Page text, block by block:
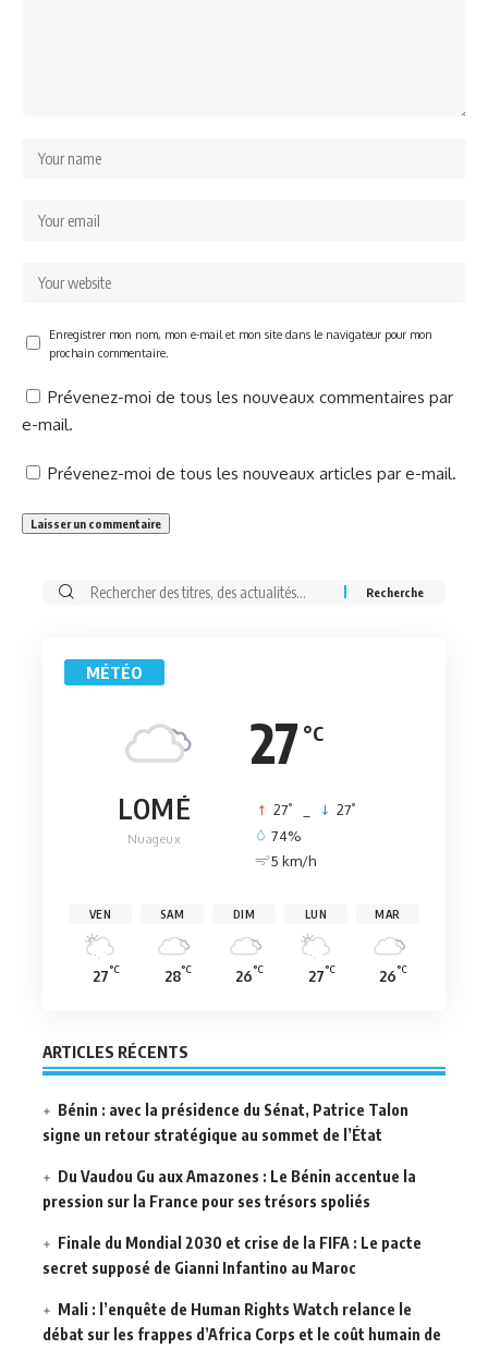
Enregistrer mon nom, mon e-mail et mon site dans le navigateur pour mon
prochain commentaire.
Prévenez-moi de tous les nouveaux commentaires par
e-mail.
Prévenez-moi de tous les nouveaux articles par e-mail.
Rechercher:
MÉTÉO
27 °C
LOMÉ
Nuageux
27° 27°
74%
5 km/h
VEN
27°C
SAM
28°C
DIM
26°C
LUN
27°C
MAR
26°C
ARTICLES RÉCENTS
Bénin : avec la présidence du Sénat, Patrice Talon
signe un retour stratégique au sommet de l’État
Du Vaudou Gu aux Amazones : Le Bénin accentue la
pression sur la France pour ses trésors spoliés
Finale du Mondial 2030 et crise de la FIFA : Le pacte
secret supposé de Gianni Infantino au Maroc
Mali : l’enquête de Human Rights Watch relance le
débat sur les frappes d’Africa Corps et le coût humain de